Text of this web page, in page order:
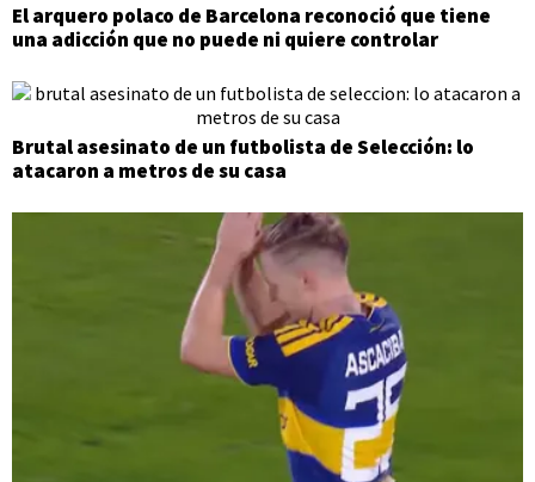
El arquero polaco de Barcelona reconoció que tiene
una adicción que no puede ni quiere controlar
Brutal asesinato de un futbolista de Selección: lo
atacaron a metros de su casa